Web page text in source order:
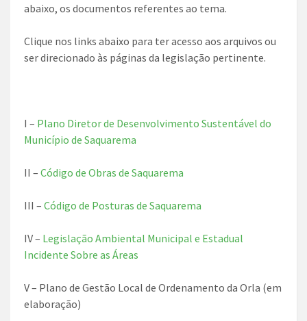
abaixo, os documentos referentes ao tema.
Clique nos links abaixo para ter acesso aos arquivos ou
ser direcionado às páginas da legislação pertinente.
I – Plano Diretor de Desenvolvimento Sustentável do
Município de Saquarema
II – Código de Obras de Saquarema
III – Código de Posturas de Saquarema
IV – Legislação Ambiental Municipal e Estadual
Incidente Sobre as Áreas
V – Plano de Gestão Local de Ordenamento da Orla (em
elaboração)